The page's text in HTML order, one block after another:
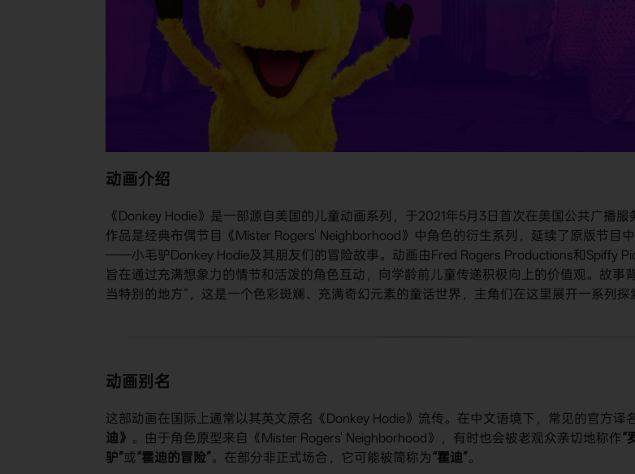
动画介绍
《Donkey Hodie》是一部源自美国的儿童动画系列，于2021年5月3日首次在美国公共广播
作品是经典布偶节目《Mister Rogers' Neighborhood》中角色的衍生系列，延续了原版节目
——小毛驴Donkey Hodie及其朋友们的冒险故事。动画由Fred Rogers Productions和Spiffy
旨在通过充满想象力的情节和活泼的角色互动，向学龄前儿童传递积极向上的价值观。故事
当特别的地方”，这是一个色彩斑斓、充满奇幻元素的童话世界，主角们在这里展开一系列探
动画别名
这部动画在国际上通常以其英文原名《Donkey Hodie》流传。在中文语境下，常见的官方译
迪》​ ​。由于角色原型来自《Mister Rogers' Neighborhood》，有时也会被老观众亲切地称作​​“
驴”​​或​​“霍迪的冒险”​​。在部分非正式场合，它可能被简称为​​“霍迪”​​。